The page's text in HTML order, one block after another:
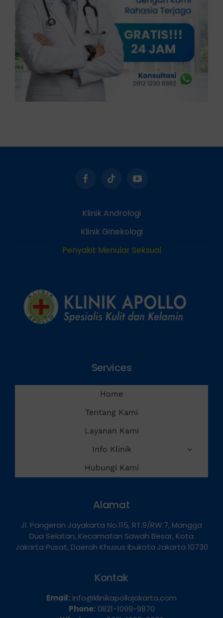
Hubungi Kami
Jl. Pangeran Jayakarta No.115, RT.9/RW.7, Mangga
Dua Selatan, Kecamatan Sawah Besar, Kota
Email:info@klinikapollojakarta.com